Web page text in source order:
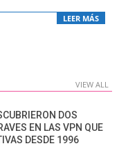
LEER MÁS
VIEW ALL
DOS
EN LAS VPN QUE
DESDE 1996